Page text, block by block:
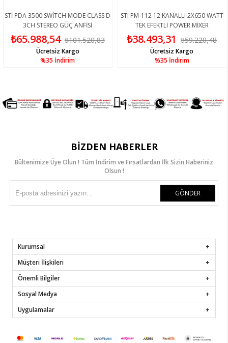
STI PDA 3500 SWİTCH MODE CLASS D
3CH STEREO GÜÇ ANFİSİ
₺65.988,54 ₺101.520,83
%35İndirim
Ücretsiz Kargo
STI PM-112 12 KANALLI 2X650 WATT
TEK EFEKTLİ POWER MİXER
₺38.493,31 ₺59.220,48
%35İndirim
Ücretsiz Kargo
BIZDEN HABERLER
Bültenimize Üye Olun ! Tüm İndirim ve Fırsatlardan İlk Sizin Haberiniz
Olsun !
GÖNDER
Kurumsal
Müşteri İlişkileri
Önemli Bilgiler
Sosyal Medya
Uygulamalar